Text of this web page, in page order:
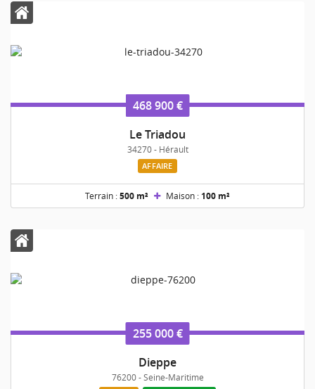
468 900 €
Le Triadou
34270 - Hérault
AFFAIRE
Terrain :500 m² Maison : 100 m²
255 000 €
Dieppe
76200 - Seine-Maritime